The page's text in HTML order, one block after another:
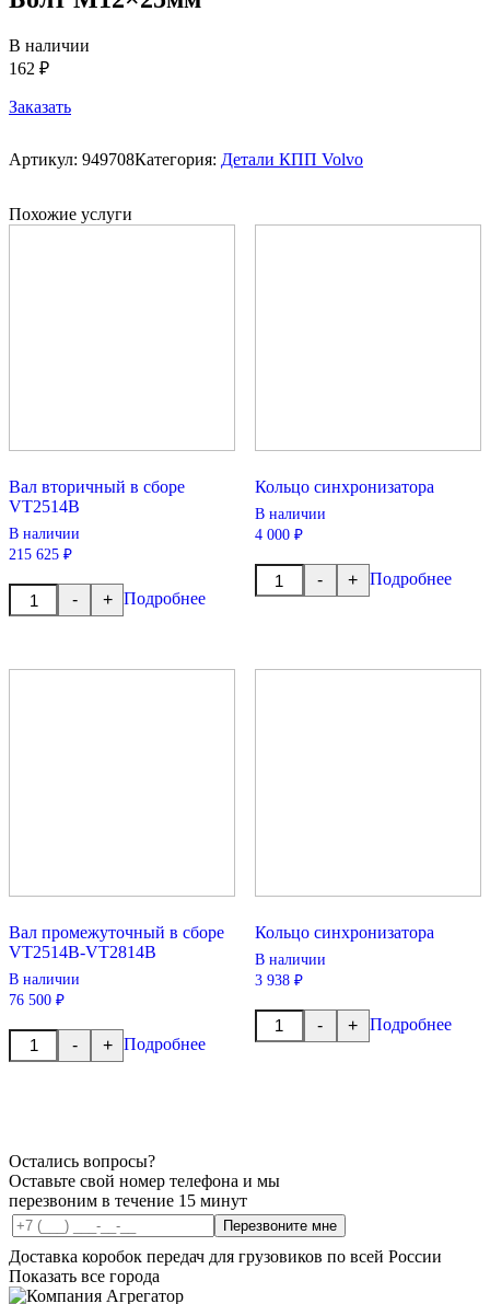
В наличии
162 ₽
Заказать
Артикул: 949708Категория: Детали КПП Volvo
Похожие услуги
Вал вторичный в сборе
VT2514B
В наличии
215 625 ₽
-
Количество
товара
+ Подробнее
Кольцо синхронизатора
В наличии
4 000 ₽
-
Количество
товара
+ Подробнее
Вал промежуточный в сборе
VT2514B-VT2814B
В наличии
76 500 ₽
-
Количество
товара
VT2814B
+ Подробнее
Кольцо синхронизатора
В наличии
3 938 ₽
-
Количество
товара
+ Подробнее
Остались вопросы?
Оставьте свой номер телефона и мы
перезвоним в течение 15 минут
Перезвоните мне
Доставка коробок передач для грузовиков по всей России
Показать все города